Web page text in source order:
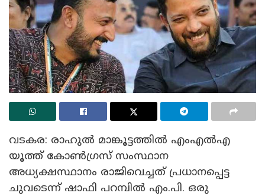
വടകര: രാഹുൽ മാങ്കൂട്ടത്തിൽ എംഎൽഎ
യൂത്ത് കോൺഗ്രസ് സംസ്ഥാന
അധ്യക്ഷസ്ഥാനം രാജിവെച്ചത് പ്രധാനപ്പെട്ട
ചുവടെന്ന് ഷാഫി പറമ്പിൽ എം.പി. ഒരു